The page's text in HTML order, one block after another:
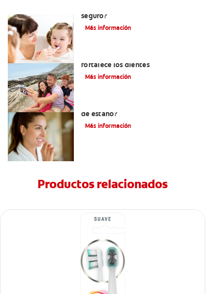
seguro?
Más información
fortalece los dientes
Más información
de estaño?
Más información
Productos relacionados